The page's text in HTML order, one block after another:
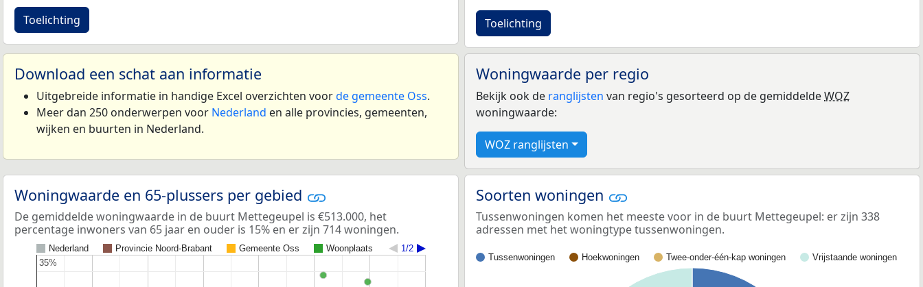
Toelichting Toelichting
Download een schat aan informatie
Uitgebreide informatie in handige Excel overzichten voorde gemeente Oss.
Meer dan 250 onderwerpen voor Nederland en alle provincies, gemeenten,
wijken en buurten in Nederland.
Woningwaarde per regio
Bekijk ook de ranglijsten van regio's gesorteerd op de gemiddeldeWOZ
woningwaarde:
WOZ ranglijsten
Woningwaarde en 65-plussers per gebied
De gemiddelde woningwaarde in de buurt Mettegeupel is €513.000, het
percentage inwoners van 65 jaar en ouder is 15% en er zijn 714 woningen.
Nederland Provincie Noord-Brabant Gemeente Oss Woonplaats 1/2
35%
35%
Soorten woningen
Tussenwoningen komen het meeste voor in de buurt Mettegeupel: er zijn 338
adressen met het woningtype tussenwoningen.
Tussenwoningen Hoekwoningen Twee-onder-één-kap woningen Vrijstaande woningen